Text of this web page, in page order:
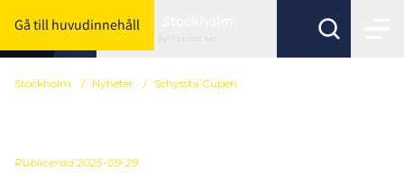
Gå till huvudinnehåll
Byt förbund här
Stockholm / Nyheter / Schyssta Cupen
Publicerad 2025-09-29